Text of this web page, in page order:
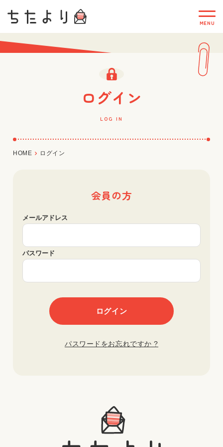
ログイン
LOG IN
HOME ログイン
会員の方
メールアドレス
パスワード
パスワードをお忘れですか ?